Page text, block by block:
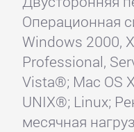
Операционная
Windows 2000,
Professional,
Vista®; Mac OS
UNIX®; Linux;
месячная